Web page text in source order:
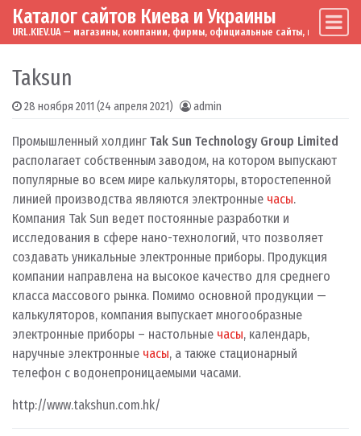
Skip to content
Main Navigation
Каталог сайтов Киева и Украины
URL.KIEV.UA — магазины, компании, фирмы, официальные сайты, мировые
Taksun
28 ноября 2011 (24 апреля 2021) admin
Промышленный холдинг Tak Sun Technology Group Limited
располагает собственным заводом, на котором выпускают
популярные во всем мире калькуляторы, второстепенной
линией производства являются электронные часы.
Компания Tak Sun ведет постоянные разработки и
исследования в сфере нано-технологий, что позволяет
создавать уникальные электронные приборы. Продукция
компании направлена на высокое качество для среднего
класса массового рынка. Помимо основной продукции —
калькуляторов, компания выпускает многообразные
электронные приборы – настольные часы, календарь,
наручные электронные часы, а также стационарный
телефон с водонепроницаемыми часами.
http://www.takshun.com.hk/